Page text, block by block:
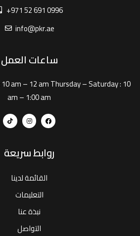
+971 52 691 0996
info@pkr.ae
ساعات العمل
10 am – 12 amThursday – Saturday : 10
am – 1:00 am
روابط سريعة
القائمة لدينا
التعليمات
نبذة عنا
التواصل